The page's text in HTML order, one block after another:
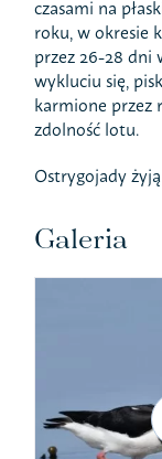
czasami na
roku, w okresie
przez 26-28 dni
wykluciu się,
karmione przez
zdolność lotu.
Ostrygojady
Galeria